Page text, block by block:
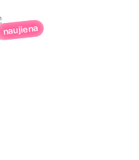
naujiena